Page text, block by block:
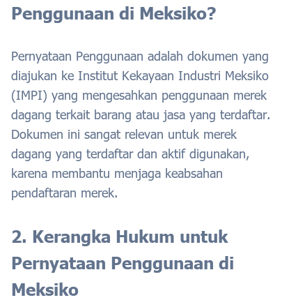
Penggunaan di Meksiko?
Pernyataan Penggunaan adalah dokumen yang
diajukan ke Institut Kekayaan Industri Meksiko
(IMPI) yang mengesahkan penggunaan merek
dagang terkait barang atau jasa yang terdaftar.
Dokumen ini sangat relevan untuk merek
dagang yang terdaftar dan aktif digunakan,
karena membantu menjaga keabsahan
pendaftaran merek.
2. Kerangka Hukum untuk
Pernyataan Penggunaan di
Meksiko